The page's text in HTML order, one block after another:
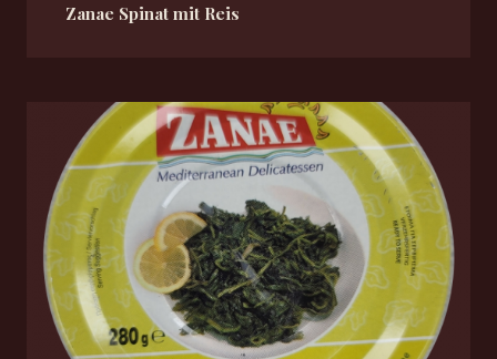
Zanae Spinat mit Reis